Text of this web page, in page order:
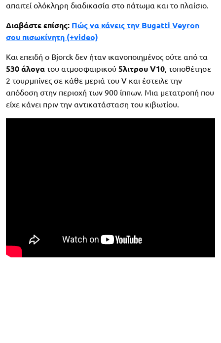
απαιτεί ολόκληρη διαδικασία στο πάτωμα και το πλαίσιο.
Διαβάστε επίσης: Πώς να κάνεις την Bugatti Veyron
σου πισωκίνητη (+video)
Και επειδή ο Bjorck δεν ήταν ικανοποιημένος ούτε από τα
530 άλογα του ατμοσφαιρικού 5λιτρου V10, τοποθέτησε
2 τουρμπίνες σε κάθε μεριά του V και έστειλε την
απόδοση στην περιοχή των 900 ίππων. Μια μετατροπή που
είχε κάνει πριν την αντικατάσταση του κιβωτίου.